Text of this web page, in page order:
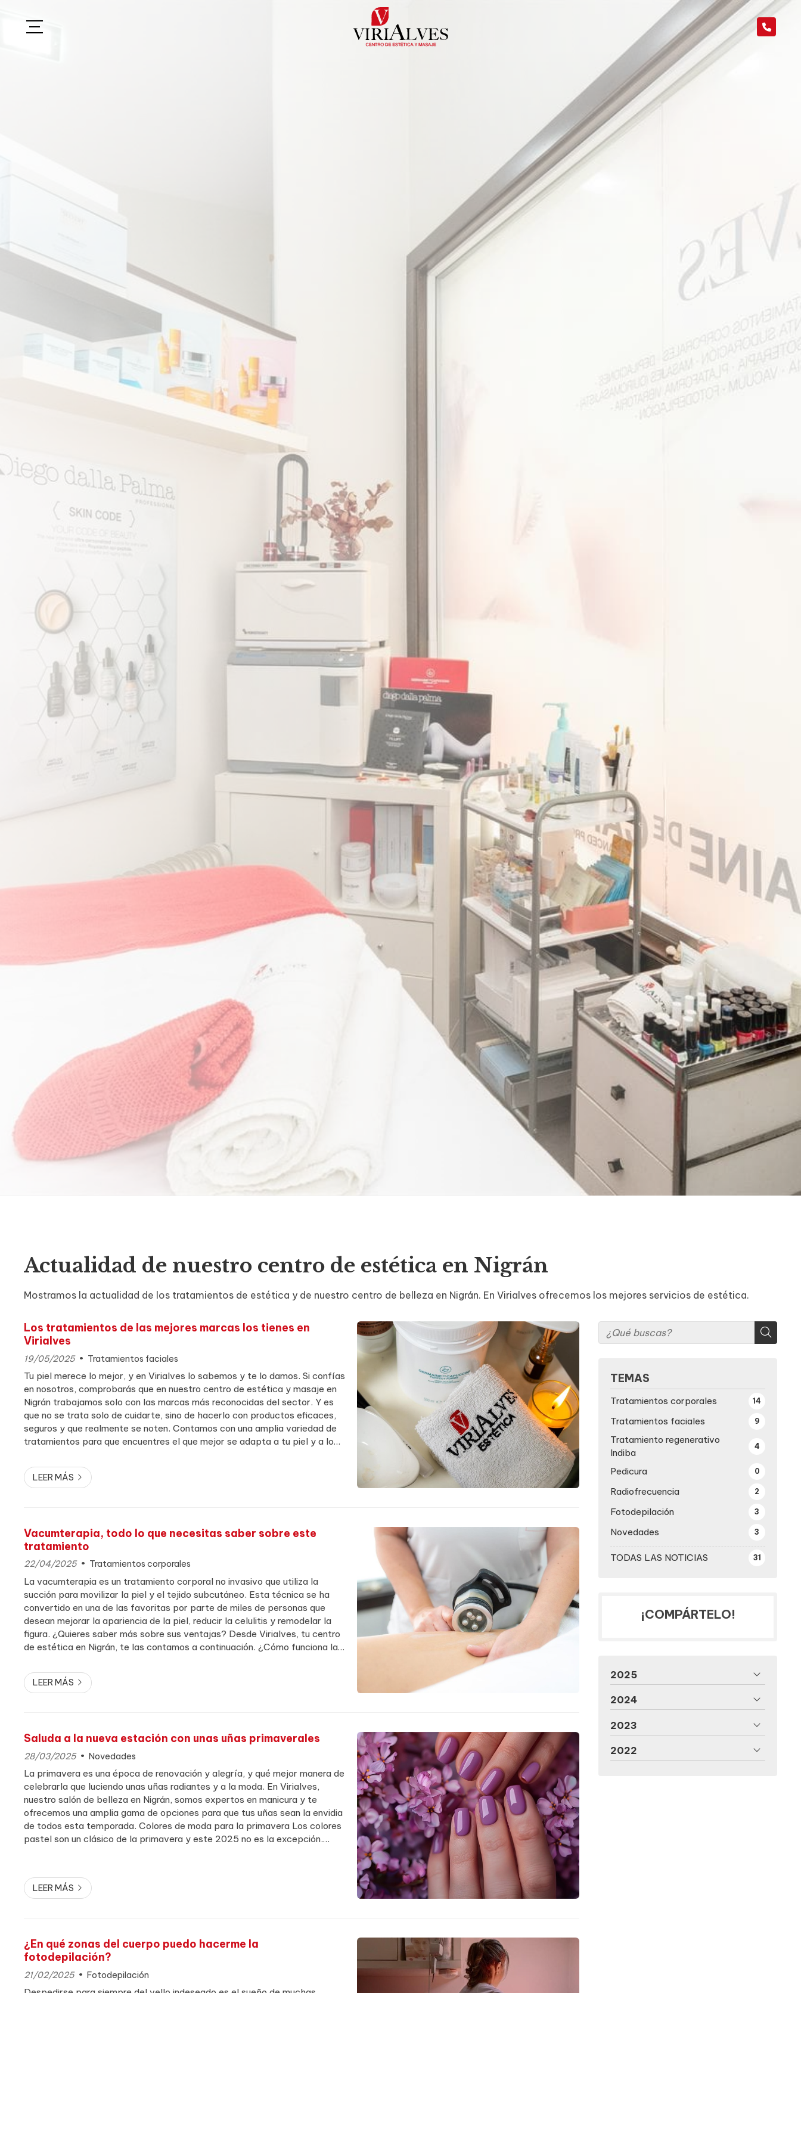
Actualidad de nuestro centro de estética en Nigrán
Mostramos la actualidad de los tratamientos de estética y de nuestro centro de belleza en Nigrán. En Virialves ofrecemos los mejores servicios de estética.
TEMAS
TODAS LAS NOTICIAS 31
Tratamientos corporales 14
Tratamientos faciales 9
Tratamiento regenerativo
Indiba
4
Pedicura 0
Radiofrecuencia 2
Fotodepilación 3
Novedades 3
Los tratamientos de las mejores marcas los tienes en
Virialves
19/05/2025 Tratamientos faciales
Tu piel merece lo mejor, y en Virialves lo sabemos y te lo damos. Si confías
en nosotros, comprobarás que en nuestro centro de estética y masaje en
Nigrán trabajamos solo con las marcas más reconocidas del sector. Y es
que no se trata solo de cuidarte, sino de hacerlo con productos eficaces,
seguros y que realmente se noten. Contamos con una amplia variedad de
tratamientos para que encuentres el que mejor se adapta a tu piel y a lo
LEER MÁS
Vacumterapia, todo lo que necesitas saber sobre este
tratamiento
22/04/2025 Tratamientos corporales
La vacumterapia es un tratamiento corporal no invasivo que utiliza la
succión para movilizar la piel y el tejido subcutáneo. Esta técnica se ha
convertido en una de las favoritas por parte de miles de personas que
desean mejorar la apariencia de la piel, reducir la celulitis y remodelar la
figura. ¿Quieres saber más sobre sus ventajas? Desde Virialves, tu centro
de estética en Nigrán, te las contamos a continuación. ¿Cómo funciona la
LEER MÁS
Saluda a la nueva estación con unas uñas primaverales
28/03/2025 Novedades
La primavera es una época de renovación y alegría, y qué mejor manera de
celebrarla que luciendo unas uñas radiantes y a la moda. En Virialves,
nuestro salón de belleza en Nigrán, somos expertos en manicura y te
ofrecemos una amplia gama de opciones para que tus uñas sean la envidia
de todos esta temporada. Colores de moda para la primavera Los colores
pastel son un clásico de la primavera y este 2025 no es la excepción.
LEER MÁS
¿En qué zonas del cuerpo puedo hacerme la
fotodepilación?
21/02/2025 Fotodepilación
Despedirse para siempre del vello indeseado es el sueño de muchas
¡COMPÁRTELO!
2025
2024
2023
2022